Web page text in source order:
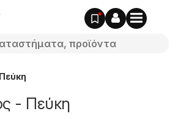
- Πεύκη